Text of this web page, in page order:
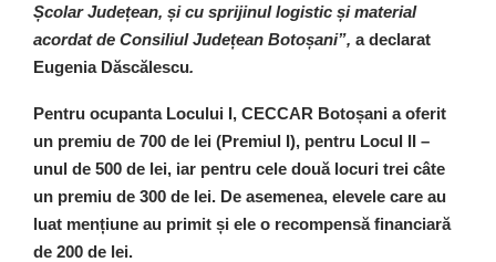
Școlar Județean, și cu sprijinul logistic și material
acordat de Consiliul Județean Botoșani”, a declarat
Eugenia Dăscălescu.
Pentru ocupanta Locului I, CECCAR Botoșani a oferit
un premiu de 700 de lei (Premiul I), pentru Locul II –
unul de 500 de lei, iar pentru cele două locuri trei câte
un premiu de 300 de lei. De asemenea, elevele care au
luat mențiune au primit și ele o recompensă financiară
de 200 de lei.